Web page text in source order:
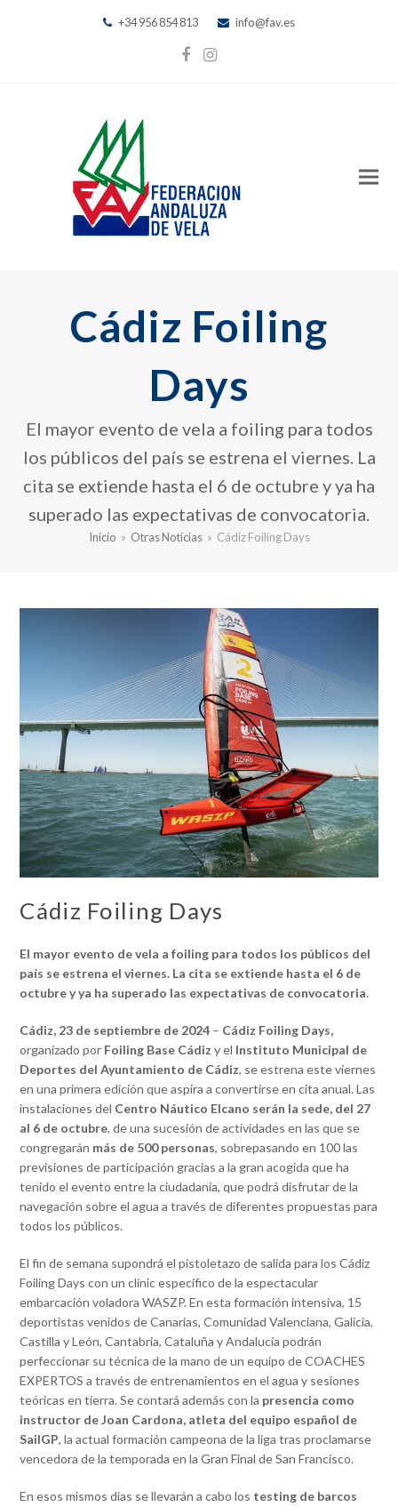
+34 956 854 813 info@fav.es
Facebook
Instagram
Cádiz Foiling
Days
El mayor evento de vela a foiling para todos
los públicos del país se estrena el viernes. La
cita se extiende hasta el 6 de octubre y ya ha
superado las expectativas de convocatoria.
Inicio » Otras Noticias » Cádiz Foiling Days
Cádiz Foiling Days
El mayor evento de vela a foiling para todos los públicos del
país se estrena el viernes. La cita se extiende hasta el 6 de
octubre y ya ha superado las expectativas de convocatoria.
Cádiz, 23 de septiembre de 2024 – Cádiz Foiling Days,
organizado por Foiling Base Cádiz y el Instituto Municipal de
Deportes del Ayuntamiento de Cádiz, se estrena este viernes
en una primera edición que aspira a convertirse en cita anual. Las
instalaciones del Centro Náutico Elcano serán la sede, del 27
al 6 de octubre, de una sucesión de actividades en las que se
congregarán más de 500 personas, sobrepasando en 100 las
previsiones de participación gracias a la gran acogida que ha
tenido el evento entre la ciudadanía, que podrá disfrutar de la
navegación sobre el agua a través de diferentes propuestas para
todos los públicos.
El fin de semana supondrá el pistoletazo de salida para los Cádiz
Foiling Days con un clínic específico de la espectacular
embarcación voladora WASZP. En esta formación intensiva, 15
deportistas venidos de Canarias, Comunidad Valenciana, Galicia,
Castilla y León, Cantabria, Cataluña y Andalucía podrán
perfeccionar su técnica de la mano de un equipo de COACHES
EXPERTOS a través de entrenamientos en el agua y sesiones
teóricas en tierra. Se contará además con la presencia como
instructor de Joan Cardona, atleta del equipo español de
SailGP, la actual formación campeona de la liga tras proclamarse
vencedora de la temporada en la Gran Final de San Francisco.
En esos mismos días se llevarán a cabo los testing de barcos